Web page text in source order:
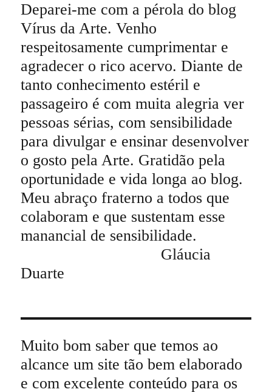
Deparei-me com a pérola do blog
Vírus da Arte. Venho
respeitosamente cumprimentar e
agradecer o rico acervo. Diante de
tanto conhecimento estéril e
passageiro é com muita alegria ver
pessoas sérias, com sensibilidade
para divulgar e ensinar desenvolver
o gosto pela Arte. Gratidão pela
oportunidade e vida longa ao blog.
Meu abraço fraterno a todos que
colaboram e que sustentam esse
manancial de sensibilidade.
Gláucia
Duarte
Muito bom saber que temos ao
alcance um site tão bem elaborado
e com excelente conteúdo para os